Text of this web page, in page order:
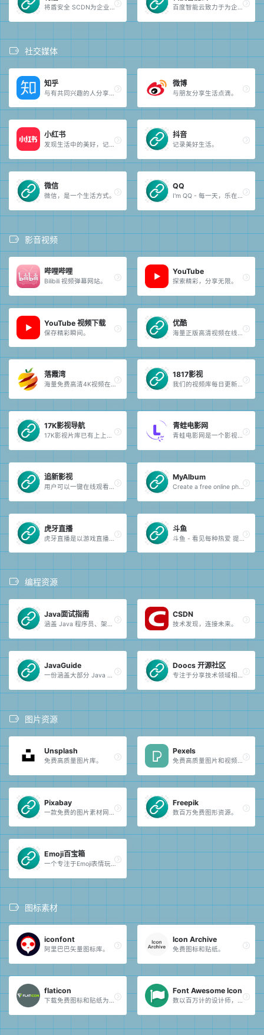
将盾安全 SCDN为企业打造集分布式 DDoS 防护、CC 防护、WAF BOT 行为分析为一体的安全加速解决方案。 百度智能云致力于为企业和开发者提供全球领先的人工智能、大数据和云计算服务，加速产业智能化转型升级。
社交媒体
知乎
与有共同兴趣的人分享知识和见解。
微博
与朋友分享生活点滴。
小红书
发现生活中的美好，记录和分享购物心得。
抖音
记录美好生活。
微信
微信，是一个生活方式。
QQ
I'm QQ - 每一天，乐在沟通。
影音视频
哔哩哔哩
Bilibili 视频弹幕网站。
YouTube
探索精彩，分享无限。
YouTube 视频下载
保存精彩瞬间。
优酷
海量正版高清视频在线观看。
落霞湾
海量免费高清4K视频在线观看平台。
1817影视
我们的视频库每日更新，确保第一时间为您呈现最新热门大片。
17K影视导航
17K影视片库已有上上万+高清画质的影视资源。
青蛙电影网
青蛙电影网是一个影视作品播放网站，支持搜索、筛选，聚合了多种播放线路。提供免费的影视作品播放。
追新影视
用户可以一键在线观看，享受最热、最新的娱乐体验，尽享无缝观影乐趣。
MyAlbum
Create a free online photo album and share your photos and videos.
虎牙直播
虎牙直播是以游戏直播为主的弹幕式互动直播平台，累计注册用户2亿，提供热门游戏直播、电竞赛事直播与游戏赛事直播，手游直播等。
斗鱼
斗鱼 - 看见每种热爱 提供高清、快捷、流畅的视频直播和游戏赛事直播服务。
编程资源
Java面试指南
涵盖 Java 程序员、架构师需要掌握的核心知识。
CSDN
技术发现，连接未来。
JavaGuide
一份涵盖大部分 Java 程序员所需要掌握的核心知识。
Doocs 开源社区
专注于分享技术领域相关知识。
图片资源
Unsplash
免费高质量图片库。
Pexels
免费高质量图片和视频资源。
Pixabay
一款免费的图片素材网站。
Freepik
数百万免费图形资源。
Emoji百宝箱
一个专注于Emoji表情玩法和工具的集合站点，旨在帮助用户更高效地使用和管理 Emoji。
图标素材
iconfont
阿里巴巴矢量图标库。
Icon Archive
免费图标和贴纸。
flaticon
下载免费图标和贴纸为您的项目。
Font Awesome Icon
数以百万计的设计师，开发人员和内容创作者使用。